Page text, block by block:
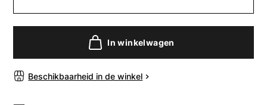
In winkelwagen
Beschikbaarheid in de winkel